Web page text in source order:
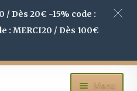
/ Dès 20€ -15% code :
: MERCI20 / Dès 100€
Menu